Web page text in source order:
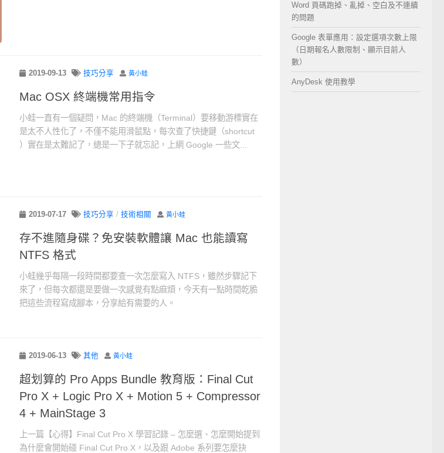
2019-09-13 技巧分享 黃小蛙
Mac OSX 終端機常用指令
小蛙一直有一個疑問，Mac 的終端機（Terminal）要移動游標實在
是太不人性化了，不僅不能用滑鼠點，每次查了快捷鍵（shortcut
）實在是太難記了，總是一下子就忘記，上網 Google 一些文...
2019-07-17 技巧分享 / 技術相關 黃小蛙
存不進隨身碟？免安裝軟體讓 Mac 也能讀寫
NTFS 格式
小蛙幾乎每隔一段時間都要查一次怎麼寫入 NTFS，雖然步驟記下
來了，但每次都還是要做一次感覺有點麻煩，今天有一點時間乾脆
把這些流程寫成腳本，分享給有需要的人。
2019-06-13 其他 黃小蛙
超划算的 Pro Apps Bundle 教育版：Final Cut
Pro X + Logic Pro X + Motion 5 + Compressor
4 + MainStage 3
上一篇【心得】Final Cut Pro X 學習記錄 – 怎麼選、怎麼開始提到
為什麼會開始碰 Final Cut Pro X，以及跟 Adobe 系列要怎麼抉
Word 頁碼跑掉、亂掉、空白及不連續
的問題
Google 表單應用：設定選項次數上限
（日期報名人數限制、顯示目前人
數）
AnyDesk 使用教學